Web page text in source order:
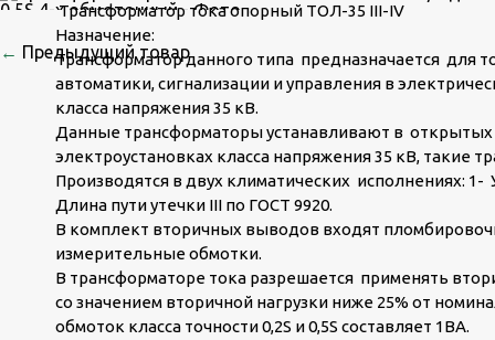
← Предыдущий товар
Трансформатор тока опорный ТОЛ-35 III-IV
Назначение:
Трансформатор данного типа предназначается для
автоматики, сигнализации и управления в
класса напряжения 35 кВ.
Данные трансформаторы устанавливают в открытых
электроустановках класса напряжения 35 кВ, такие
Производятся в двух климатических исполнениях:
Длина пути утечки III по ГОСТ 9920.
В комплект вторичных выводов входят
измерительные обмотки.
В трансформаторе тока разрешается применять
со значением вторичной нагрузки ниже 25% от
обмоток класса точности 0,2S и 0,5S составляет 1ВА.